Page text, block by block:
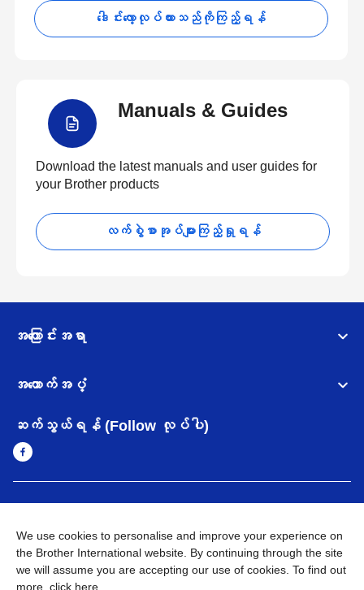
ဒေါင်းလော့လုပ်ထားသည်ကိုကြည့်ရန်
Manuals & Guides
Download the latest manuals and user guides for
your Brother products
လက်စွဲစာအုပ်များကြည့်ရှုရန်
အကြောင်းအရာ
အထောက်အပံ့
ဆက်သွယ်ရန် (Follow လုပ်ပါ)
အချက်အလက်မူဝါဒ အသုံးပြုမူဝါဒ
သုံးစွဲရန် ဝက်ဆိုဒ်အညွှန်း
Brother Global ဝက်ဆိုဒ်သို့သွားရန်
We use cookies to personalise and improve your experience on
the Brother International website. By continuing through the site
we will assume you are accepting our use of cookies. To find out
more, click here